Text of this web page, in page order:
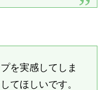
を実感してしま
てほしいです。